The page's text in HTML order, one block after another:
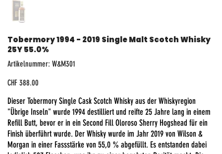
Tobermory 1994 - 2019 Single Malt Scotch Whisky
25Y 55.0%
Artikelnummer: Artikelnummer:
W&M301
W&M301
Preis
CHF 388.00
Dieser Tobermory Single Cask Scotch Whisky aus der Whiskyregion
"Übrige Inseln" wurde 1994 destilliert und reifte 25 Jahre lang in einem
Refill Butt, bevor er in ein Second Fill Oloroso Sherry Hogshead für ein
Finish überführt wurde. Der Whisky wurde im Jahr 2019 von Wilson &
Morgan in einer Fassstärke von 55,0 % abgefüllt. Es entstanden dabei